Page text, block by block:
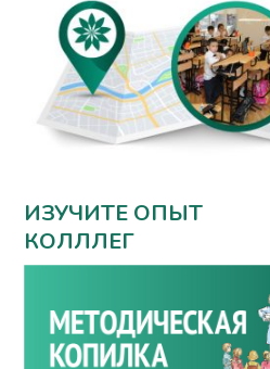
ИЗУЧИТЕ ОПЫТ
КОЛЛЛЕГ